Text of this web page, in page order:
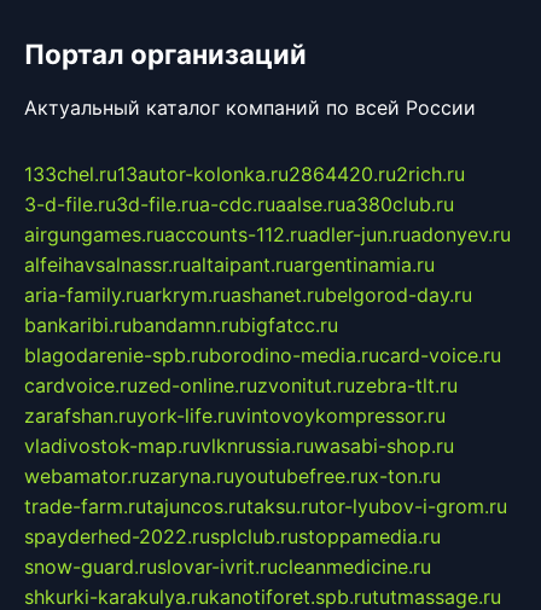
Портал организаций
Актуальный каталог компаний по всей России
133chel.ru13autor-kolonka.ru2864420.ru2rich.ru
3-d-file.ru3d-file.rua-cdc.ruaalse.rua380club.ru
airgungames.ruaccounts-112.ruadler-jun.ruadonyev.ru
alfeihavsalnassr.rualtaipant.ruargentinamia.ru
aria-family.ruarkrym.ruashanet.rubelgorod-day.ru
bankaribi.rubandamn.rubigfatcc.ru
blagodarenie-spb.ruborodino-media.rucard-voice.ru
cardvoice.ruzed-online.ruzvonitut.ruzebra-tlt.ru
zarafshan.ruyork-life.ruvintovoykompressor.ru
vladivostok-map.ruvlknrussia.ruwasabi-shop.ru
webamator.ruzaryna.ruyoutubefree.rux-ton.ru
trade-farm.rutajuncos.rutaksu.rutor-lyubov-i-grom.ru
spayderhed-2022.rusplclub.rustoppamedia.ru
snow-guard.ruslovar-ivrit.rucleanmedicine.ru
shkurki-karakulya.rukanotiforet.spb.rututmassage.ru